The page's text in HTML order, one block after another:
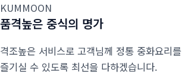
KUMMOON
품격높은 중식의 명가
격조높은 서비스로 고객님께 정통 중화요리를
즐기실 수 있도록 최선을 다하겠습니다.